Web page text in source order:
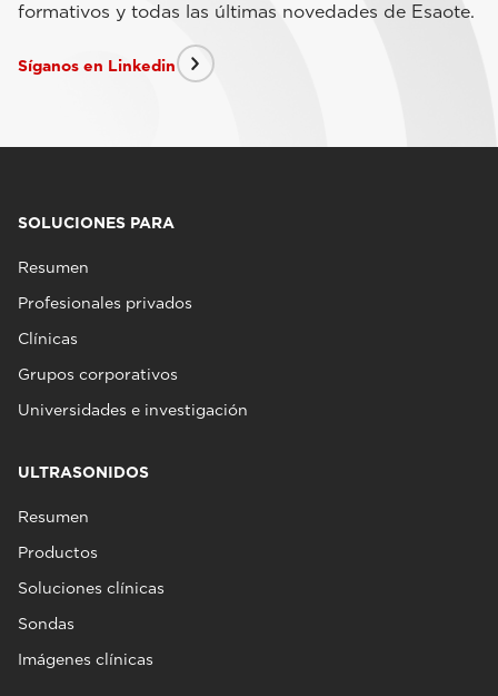
formativos y todas las últimas novedades de Esaote.
Síganos en Linkedin
SOLUCIONES PARA
Resumen
Profesionales privados
Clínicas
Grupos corporativos
Universidades e investigación
ULTRASONIDOS
Resumen
Productos
Soluciones clínicas
Sondas
Imágenes clínicas